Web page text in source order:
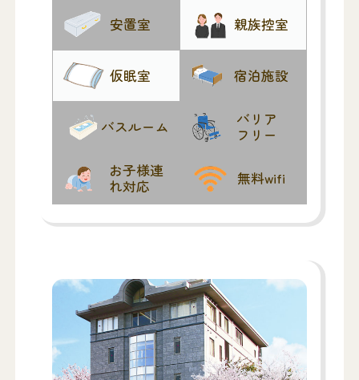
安置室 親族控室
仮眠室 宿泊施設
バスルーム
バリア
フリー
お子様連
れ対応
無料wifi